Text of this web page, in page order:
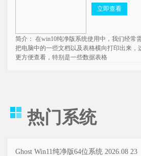
立即查看
简介： 在win10纯净版系统使用中，我们经常
把电脑中的一些文档以及表格横向打印出来，
更方便查看，特别是一些数据表格
热门系统
Ghost Win11纯净版64位系统 2026.08 23